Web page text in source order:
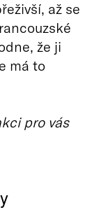
až se
že ji
má to
pro vás